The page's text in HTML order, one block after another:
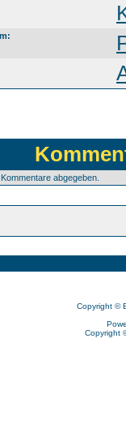
abgegeben.
Copyright ©
Copyright